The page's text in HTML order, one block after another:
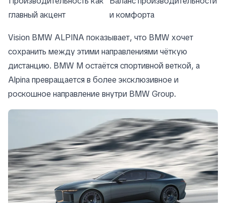
главный акцент
и комфорта
Vision BMW ALPINA показывает, что BMW хочет
сохранить между этими направлениями чёткую
дистанцию. BMW M остаётся спортивной веткой, а
Alpina превращается в более эксклюзивное и
роскошное направление внутри BMW Group.